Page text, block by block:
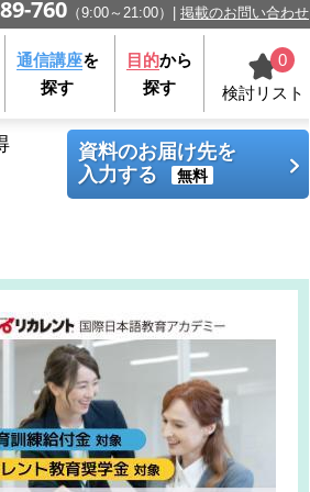
760 （9:00～21:00） 掲載のお問い合わせ
通信講座を
探す
目的から
探す
0
検討リスト
資料のお届け先を
入力する
無料